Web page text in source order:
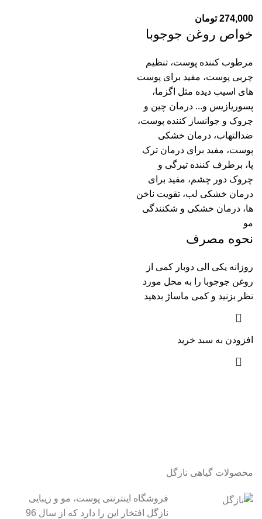
274,000 تومان
خواص روغن جوجوبا
مرطوب کننده پوست، تنظیم
چربی پوست، مفید برای پوست
های اسیب دیده مثل اگزما،
پسوریازیس و... درمان چین و
چروک و جوانساز کننده پوست،
ضدالتهاب، درمان خشکی
پوست، مفید برای درمان ترک
پا، برطرف کننده تیرگی و
چروک دور چشم، مفید برای
درمان خشکی لب، تقویت ناخن
ها، درمان خشکی و شکنندگی
مو
نحوه مصرف
روزانه یکی الی دوبار کمی از
روغن جوجوبا را به محل مورد
نظر بزنید و کمی ماساژ بدهید
افزودن به سبد خرید
محصولات گیاهی نازگل
فروشگاه اینترنتی پوست، مو و زیبایی
نازگل افتخار این را دارد که از سال 96